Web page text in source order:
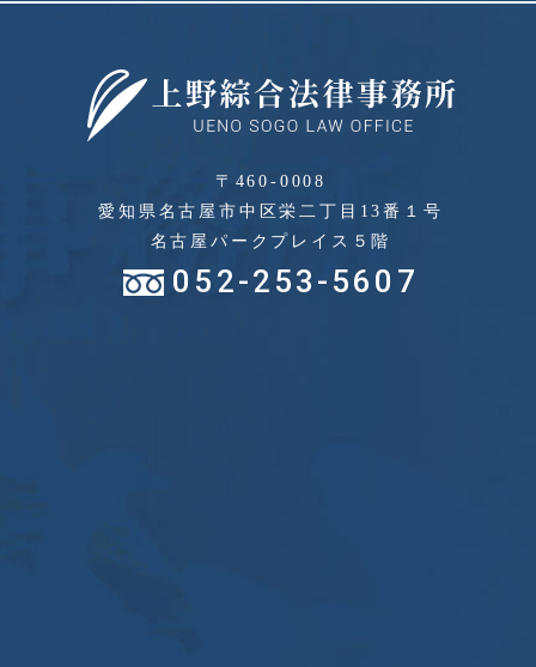
〒460-0008
愛知県名古屋市中区栄二丁目13番１号
名古屋パークプレイス５階
052-253-5607